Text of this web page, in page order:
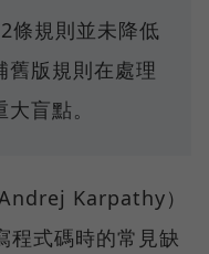
條規則並未降低
舊版規則在處理
盲點。
Karpathy）
程式碼時的常見缺